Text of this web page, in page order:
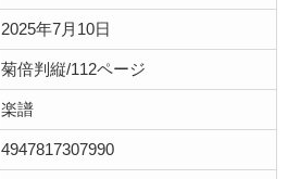
2025年7月10日
菊倍判縦/112ページ
楽譜
4947817307990